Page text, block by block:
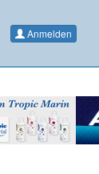
Anmelden